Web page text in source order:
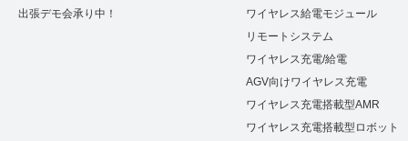
出張デモ会承り中！
ワイヤレス給電モジュール
リモートシステム
ワイヤレス充電/給電
AGV向けワイヤレス充電
ワイヤレス充電搭載型AMR
ワイヤレス充電搭載型ロボット